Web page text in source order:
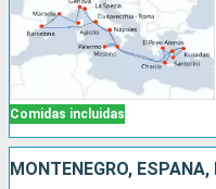
Comidas incluidas